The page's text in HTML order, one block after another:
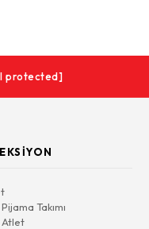
protected]
Takımı
Atlet